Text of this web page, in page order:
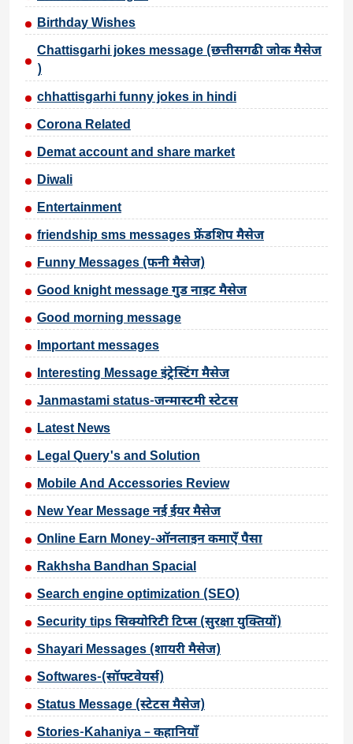
Birthday Wishes
Chattisgarhi jokes message (छत्तीसगढी जोक मैसेज
)
chhattisgarhi funny jokes in hindi
Corona Related
Demat account and share market
Diwali
Entertainment
friendship sms messages फ्रेंडशिप मैसेज
Funny Messages (फनी मैसेज)
Good knight message गुड नाइट मैसेज
Good morning message
Important messages
Interesting Message इंट्रेस्टिंग मैसेज
Janmastami status-जन्मास्टमी स्टेटस
Latest News
Legal Query's and Solution
Mobile And Accessories Review
New Year Message नई ईयर मैसेज
Online Earn Money-ऑनलाइन कमाएँ पैसा
Rakhsha Bandhan Spacial
Search engine optimization (SEO)
Security tips सिक्योरिटी टिप्स (सुरक्षा युक्तियों)
Shayari Messages (शायरी मैसेज)
Softwares-(सॉफ्टवेयर्स)
Status Message (स्टेटस मैसेज)
Stories-Kahaniya – कहानियाँ